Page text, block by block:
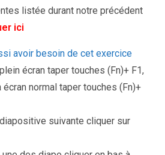
listée durant notre précédent
ici
avoir besoin de cet exercice
écran taper touches (Fn)+ F1,
écran normal taper touches (Fn)+
suivante cliquer sur